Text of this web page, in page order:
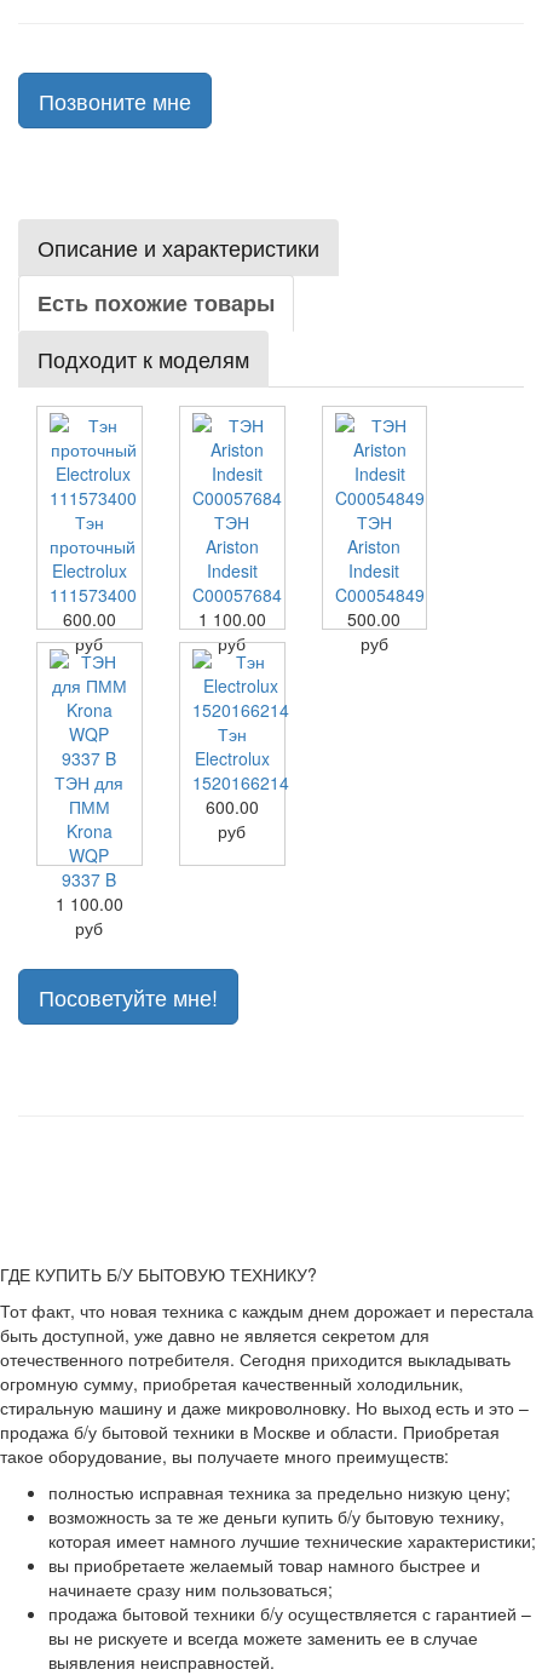
Позвоните мне
Описание и характеристики
Есть похожие товары
Подходит к моделям
Тэн
проточный
Electrolux
111573400
600.00
руб
ТЭН
Ariston
Indesit
C00057684
1 100.00
руб
ТЭН
Ariston
Indesit
C00054849
500.00
руб
ТЭН для
ПММ
Krona
WQP
9337 B
1 100.00
руб
Тэн
Electrolux
1520166214
600.00
руб
Посоветуйте мне!
ГДЕ КУПИТЬ Б/У БЫТОВУЮ ТЕХНИКУ?
Тот факт, что новая техника с каждым днем дорожает и перестала
быть доступной, уже давно не является секретом для
отечественного потребителя. Сегодня приходится выкладывать
огромную сумму, приобретая качественный холодильник,
стиральную машину и даже микроволновку. Но выход есть и это –
продажа б/у бытовой техники в Москве и области. Приобретая
такое оборудование, вы получаете много преимуществ:
полностью исправная техника за предельно низкую цену;
возможность за те же деньги купить б/у бытовую технику,
которая имеет намного лучшие технические характеристики;
вы приобретаете желаемый товар намного быстрее и
начинаете сразу ним пользоваться;
продажа бытовой техники б/у осуществляется с гарантией –
вы не рискуете и всегда можете заменить ее в случае
выявления неисправностей.